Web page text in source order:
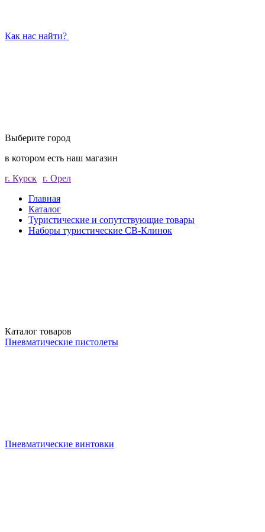
Как нас найти?
Выберите город
в котором есть наш магазин
г. Курск г. Орел
Главная
Каталог
Туристические и сопутствующие товары
Наборы туристические СВ-Клинок
Каталог товаров
Пневматические пистолеты
Пневматические винтовки